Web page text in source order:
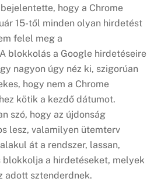
hogy a Chrome
15-től minden olyan hirdetést
felel meg a
blokkolás a Google hirdetéseire
nagyon úgy néz ki, szigorúan
hogy nem a Chrome
kötik a kezdő dátumot.
szó, hogy az újdonság
lesz, valamilyen ütemterv
át a rendszer, lassan,
blokkolja a hirdetéseket, melyek
adott sztenderdnek.